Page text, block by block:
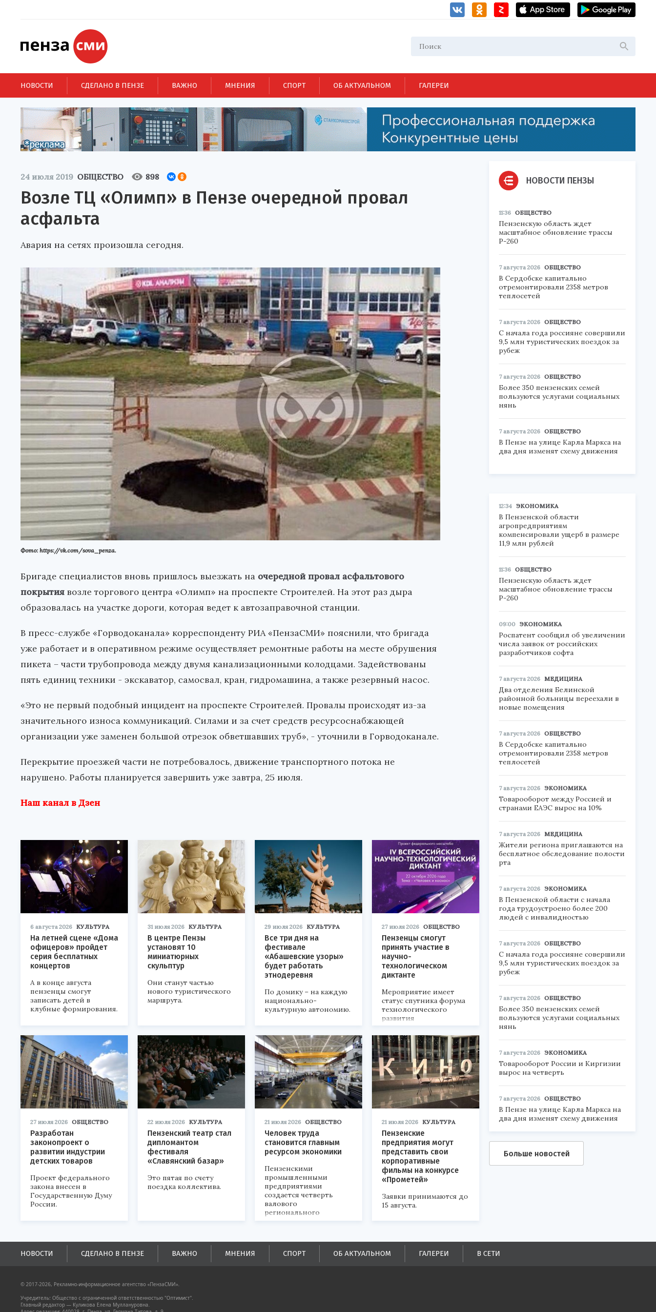
НОВОСТИ СДЕЛАНО В ПЕНЗЕ ВАЖНО МНЕНИЯ СПОРТ ОБ АКТУАЛЬНОМ ГАЛЕРЕИ
24 июля 2019 ОБЩЕСТВО 898
Возле ТЦ «Олимп» в Пензе очередной провал
асфальта
Авария на сетях произошла сегодня.
Фото: https://vk.com/sova_penza.
Бригаде специалистов вновь пришлось выезжать на очередной провал асфальтового
покрытия возле торгового центра «Олимп» на проспекте Строителей. На этот раз дыра
образовалась на участке дороги, которая ведет к автозаправочной станции.
В пресс-службе «Горводоканала» корреспонденту РИА «ПензаСМИ» пояснили, что бригада
уже работает и в оперативном режиме осуществляет ремонтные работы на месте обрушения
пикета – части трубопровода между двумя канализационными колодцами. Задействованы
пять единиц техники - экскаватор, самосвал, кран, гидромашина, а также резервный насос.
«Это не первый подобный инцидент на проспекте Строителей. Провалы происходят из-за
значительного износа коммуникаций. Силами и за счет средств ресурсоснабжающей
организации уже заменен большой отрезок обветшавших труб», - уточнили в Горводоканале.
Перекрытие проезжей части не потребовалось, движение транспортного потока не
нарушено. Работы планируется завершить уже завтра, 25 июля.
Наш канал в Дзен
6 августа 2026 КУЛЬТУРА
На летней сцене «Дома
офицеров» пройдет
серия бесплатных
концертов
А в конце августа
пензенцы смогут
записать детей в
клубные формирования.
31 июля 2026 КУЛЬТУРА
В центре Пензы
установят 10
миниатюрных
скульптур
Они станут частью
нового туристического
маршрута.
29 июля 2026 КУЛЬТУРА
Все три дня на
фестивале
«Абашевские узоры»
будет работать
этнодеревня
По домику – на каждую
национально-
культурную автономию.
27 июля 2026 ОБЩЕСТВО
Пензенцы смогут
принять участие в
научно-
технологическом
диктанте
Мероприятие имеет
статус спутника форума
технологического
развития
«Технопром-2026».
27 июля 2026 ОБЩЕСТВО
Разработан
законопроект о
развитии индустрии
детских товаров
Проект федерального
закона внесен в
Государственную Думу
России.
22 июля 2026 КУЛЬТУРА
Пензенский театр стал
дипломантом
фестиваля
«Славянский базар»
Это пятая по счету
поездка коллектива.
21 июля 2026 ОБЩЕСТВО
Человек труда
становится главным
ресурсом экономики
Пензенскими
промышленными
предприятиями
создается четверть
валового
регионального
продукта и
поступлений в
бюджеты всех уровней.
21 июля 2026 КУЛЬТУРА
Пензенские
предприятия могут
представить свои
корпоративные
фильмы на конкурсе
«Прометей»
Заявки принимаются до
15 августа.
НОВОСТИ ПЕНЗЫ
11:36 ОБЩЕСТВО
Пензенскую область ждет
масштабное обновление трассы
Р-260
7 августа 2026 ОБЩЕСТВО
В Сердобске капитально
отремонтировали 2358 метров
теплосетей
7 августа 2026 ОБЩЕСТВО
С начала года россияне совершили
9,5 млн туристических поездок за
рубеж
7 августа 2026 ОБЩЕСТВО
Более 350 пензенских семей
пользуются услугами социальных
нянь
7 августа 2026 ОБЩЕСТВО
В Пензе на улице Карла Маркса на
два дня изменят схему движения
12:34 ЭКОНОМИКА
В Пензенской области
агропредприятиям
компенсировали ущерб в размере
11,9 млн рублей
11:36 ОБЩЕСТВО
Пензенскую область ждет
масштабное обновление трассы
Р-260
09:00 ЭКОНОМИКА
Роспатент сообщил об увеличении
числа заявок от российских
разработчиков софта
7 августа 2026 МЕДИЦИНА
Два отделения Белинской
районной больницы переехали в
новые помещения
7 августа 2026 ОБЩЕСТВО
В Сердобске капитально
отремонтировали 2358 метров
теплосетей
7 августа 2026 ЭКОНОМИКА
Товарооборот между Россией и
странами ЕАЭС вырос на 10%
7 августа 2026 МЕДИЦИНА
Жители региона приглашаются на
бесплатное обследование полости
рта
7 августа 2026 ЭКОНОМИКА
В Пензенской области с начала
года трудоустроено более 200
людей с инвалидностью
7 августа 2026 ОБЩЕСТВО
С начала года россияне совершили
9,5 млн туристических поездок за
рубеж
7 августа 2026 ОБЩЕСТВО
Более 350 пензенских семей
пользуются услугами социальных
нянь
7 августа 2026 ЭКОНОМИКА
Товарооборот России и Киргизии
вырос на четверть
7 августа 2026 ОБЩЕСТВО
В Пензе на улице Карла Маркса на
два дня изменят схему движения
Больше новостей
НОВОСТИ СДЕЛАНО В ПЕНЗЕ ВАЖНО МНЕНИЯ СПОРТ ОБ АКТУАЛЬНОМ ГАЛЕРЕИ В СЕТИ
© 2017-2026, Рекламно-информационное агентство «ПензаСМИ».
Учредитель: Общество с ограниченной ответственностью "Оптимист".
Главный редактор — Куликова Елена Муллануровна.